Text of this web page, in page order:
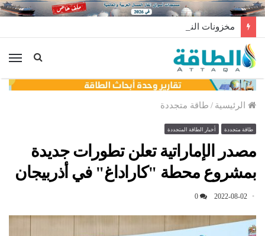
الرئيسية / طاقة متجددة
طاقة متجددة أخبار الطاقة المتجددة
مصدر الإماراتية تعلن تطورات جديدة
بمشروع محطة "كاراداغ" في أذربيجان
2022-08-02
0